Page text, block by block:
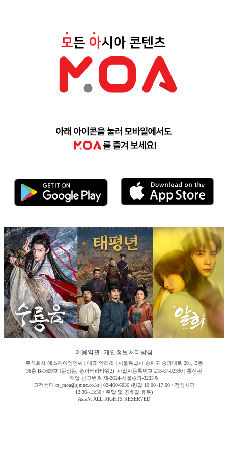
이용약관 개인정보처리방침
주식회사 에스제이엠엔씨 | 대표 안해조 | 서울특별시 송파구 송파대로 201, B동
16층 B-1609호 (문정동, 송파테라타워2) 사업자등록번호 218-87-02390 | 통신판
매업 신고번호 제-2024-서울송파-3233호
고객센터 cs_moa@sjmnc.co.kr | 02-400-6036 (평일 10:00~17:00 / 점심시간
12:30~13:30 / 주말 및 공휴일 휴무)
AsiaN. ALL RIGHTS RESERVED